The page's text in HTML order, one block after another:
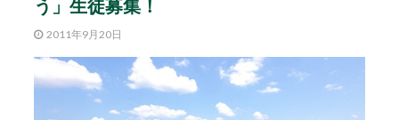
う」生徒募集！
2011年9月20日